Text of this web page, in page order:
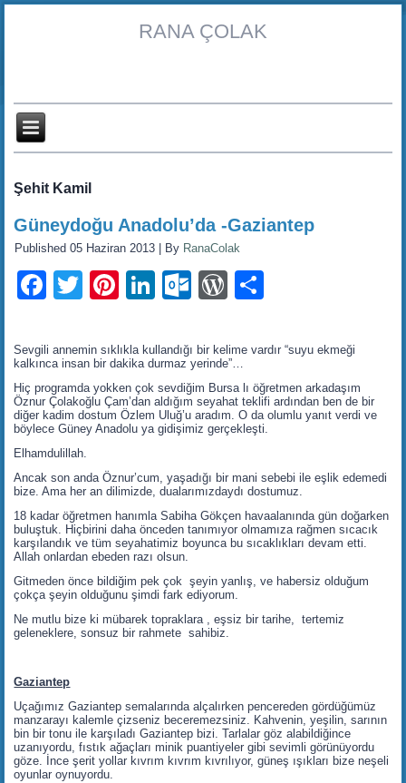
RANA ÇOLAK
Şehit Kamil
Güneydoğu Anadolu’da -Gaziantep
Published 05 Haziran 2013 By RanaColak
Facebook
TwitterPinterest
LinkedIn
Outlook.com
WordPress
Sevgili annemin sıklıkla kullandığı bir kelime vardır “suyu ekmeği
kalkınca insan bir dakika durmaz yerinde”…
Hiç programda yokken çok sevdiğim Bursa lı öğretmen arkadaşım
Öznur Çolakoğlu Çam’dan aldığım seyahat teklifi ardından ben de bir
diğer kadim dostum Özlem Uluğ’u aradım. O da olumlu yanıt verdi ve
böylece Güney Anadolu ya gidişimiz gerçekleşti.
Elhamdulillah.
Ancak son anda Öznur’cum, yaşadığı bir mani sebebi ile eşlik edemedi
bize. Ama her an dilimizde, dualarımızdaydı dostumuz.
18 kadar öğretmen hanımla Sabiha Gökçen havaalanında gün doğarken
buluştuk. Hiçbirini daha önceden tanımıyor olmamıza rağmen sıcacık
karşılandık ve tüm seyahatimiz boyunca bu sıcaklıkları devam etti.
Allah onlardan ebeden razı olsun.
Gitmeden önce bildiğim pek çok şeyin yanlış, ve habersiz olduğum
çokça şeyin olduğunu şimdi fark ediyorum.
Ne mutlu bize ki mübarek topraklara , eşsiz bir tarihe, tertemiz
geleneklere, sonsuz bir rahmete sahibiz.
Gaziantep
Uçağımız Gaziantep semalarında alçalırken pencereden gördüğümüz
manzarayı kalemle çizseniz beceremezsiniz. Kahvenin, yeşilin, sarının
bin bir tonu ile karşıladı Gaziantep bizi. Tarlalar göz alabildiğince
uzanıyordu, fıstık ağaçları minik puantiyeler gibi sevimli görünüyordu
göze. İnce şerit yollar kıvrım kıvrım kıvrılıyor, güneş ışıkları bize neşeli
oyunlar oynuyordu.